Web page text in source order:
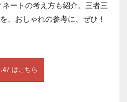
ートの考え方も紹介。三者三
、おしゃれの参考に、ぜひ！
はこちら